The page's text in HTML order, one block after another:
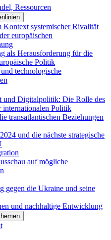
Ressourcen
Kontext systemischer Rivalität
europäischen
als Herausforderung für die
Politik
technologische
und Digitalpolitik: Die Rolle des
internationalen Politik
transatlantischen Beziehungen
und die nächste strategische
auf mögliche
gegen die Ukraine und seine
und nachhaltige Entwicklung